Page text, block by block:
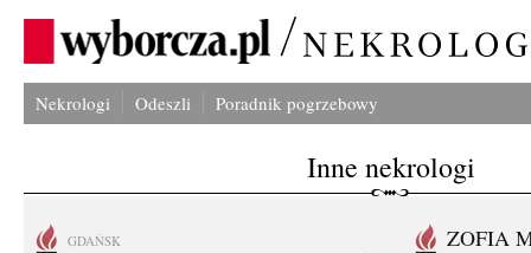
Nekrologi Odeszli Poradnik pogrzebowy
Inne nekrologi
GDAŃSK ZOFIA